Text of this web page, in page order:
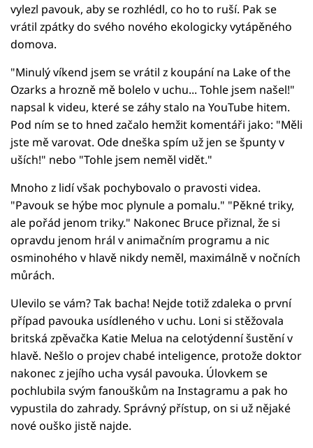
vylezl pavouk, aby se rozhlédl, co ho to ruší. Pak se
vrátil zpátky do svého nového ekologicky vytápěného
domova.
"Minulý víkend jsem se vrátil z koupání na Lake of the
Ozarks a hrozně mě bolelo v uchu... Tohle jsem našel!"
napsal k videu, které se záhy stalo na YouTube hitem.
Pod ním se to hned začalo hemžit komentáři jako: "Měli
jste mě varovat. Ode dneška spím už jen se špunty v
uších!" nebo "Tohle jsem neměl vidět."
Mnoho z lidí však pochybovalo o pravosti videa.
"Pavouk se hýbe moc plynule a pomalu." "Pěkné triky,
ale pořád jenom triky." Nakonec Bruce přiznal, že si
opravdu jenom hrál v animačním programu a nic
osminohého v hlavě nikdy neměl, maximálně v nočních
můrách.
Ulevilo se vám? Tak bacha! Nejde totiž zdaleka o první
případ pavouka usídleného v uchu. Loni si stěžovala
britská zpěvačka Katie Melua na celotýdenní šustění v
hlavě. Nešlo o projev chabé inteligence, protože doktor
nakonec z jejího ucha vysál pavouka. Úlovkem se
pochlubila svým fanouškům na Instagramu a pak ho
vypustila do zahrady. Správný přístup, on si už nějaké
nové ouško jistě najde.